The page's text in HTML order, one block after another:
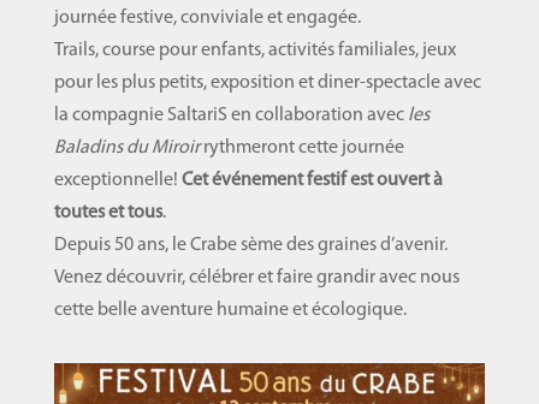
journée festive, conviviale et engagée.
Trails, course pour enfants, activités familiales, jeux
pour les plus petits, exposition et diner-spectacle avec
la compagnie SaltariS en collaboration avec les
Baladins du Miroirrythmeront cette journée
exceptionnelle! Cet événement festif est ouvert à
toutes et tous.
Depuis 50 ans, le Crabe sème des graines d’avenir.
Venez découvrir, célébrer et faire grandir avec nous
cette belle aventure humaine et écologique.